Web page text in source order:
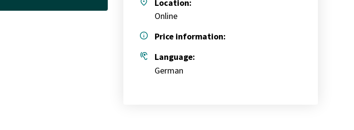
Location:
Online
info
Price information:
hearing
Language:
German